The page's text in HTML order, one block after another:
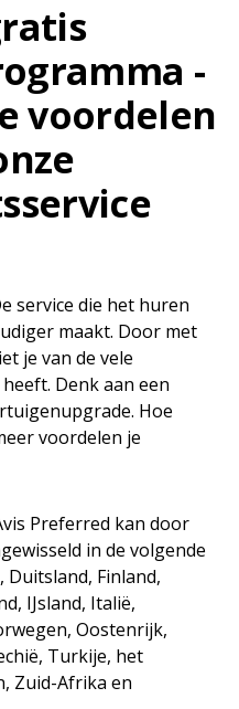
-
voordelen
service die het huren
maakt. Door met
je van de vele
Denk aan een
Hoe
voordelen je
Preferred kan door
in de volgende
Duitsland, Finland,
IJsland, Italië,
Oostenrijk,
Turkije, het
Zuid-Afrika en